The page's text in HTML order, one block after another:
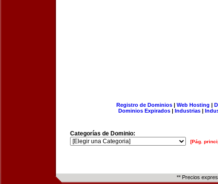
Registro de Dominios| Web Hosting |
Dominios Expirados | Industrias |
Categorías de Dominio:
[Pág.
** Precios